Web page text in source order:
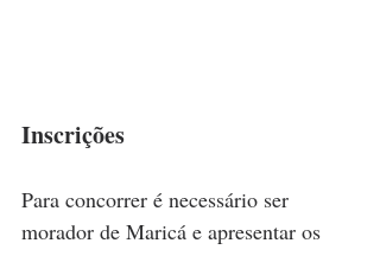
Inscrições
Para concorrer é necessário ser
morador de Maricá e apresentar os